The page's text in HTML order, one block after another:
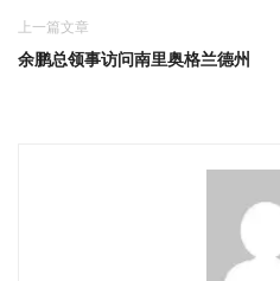
上一篇文章
余鹏总领事访问南里奥格兰德州